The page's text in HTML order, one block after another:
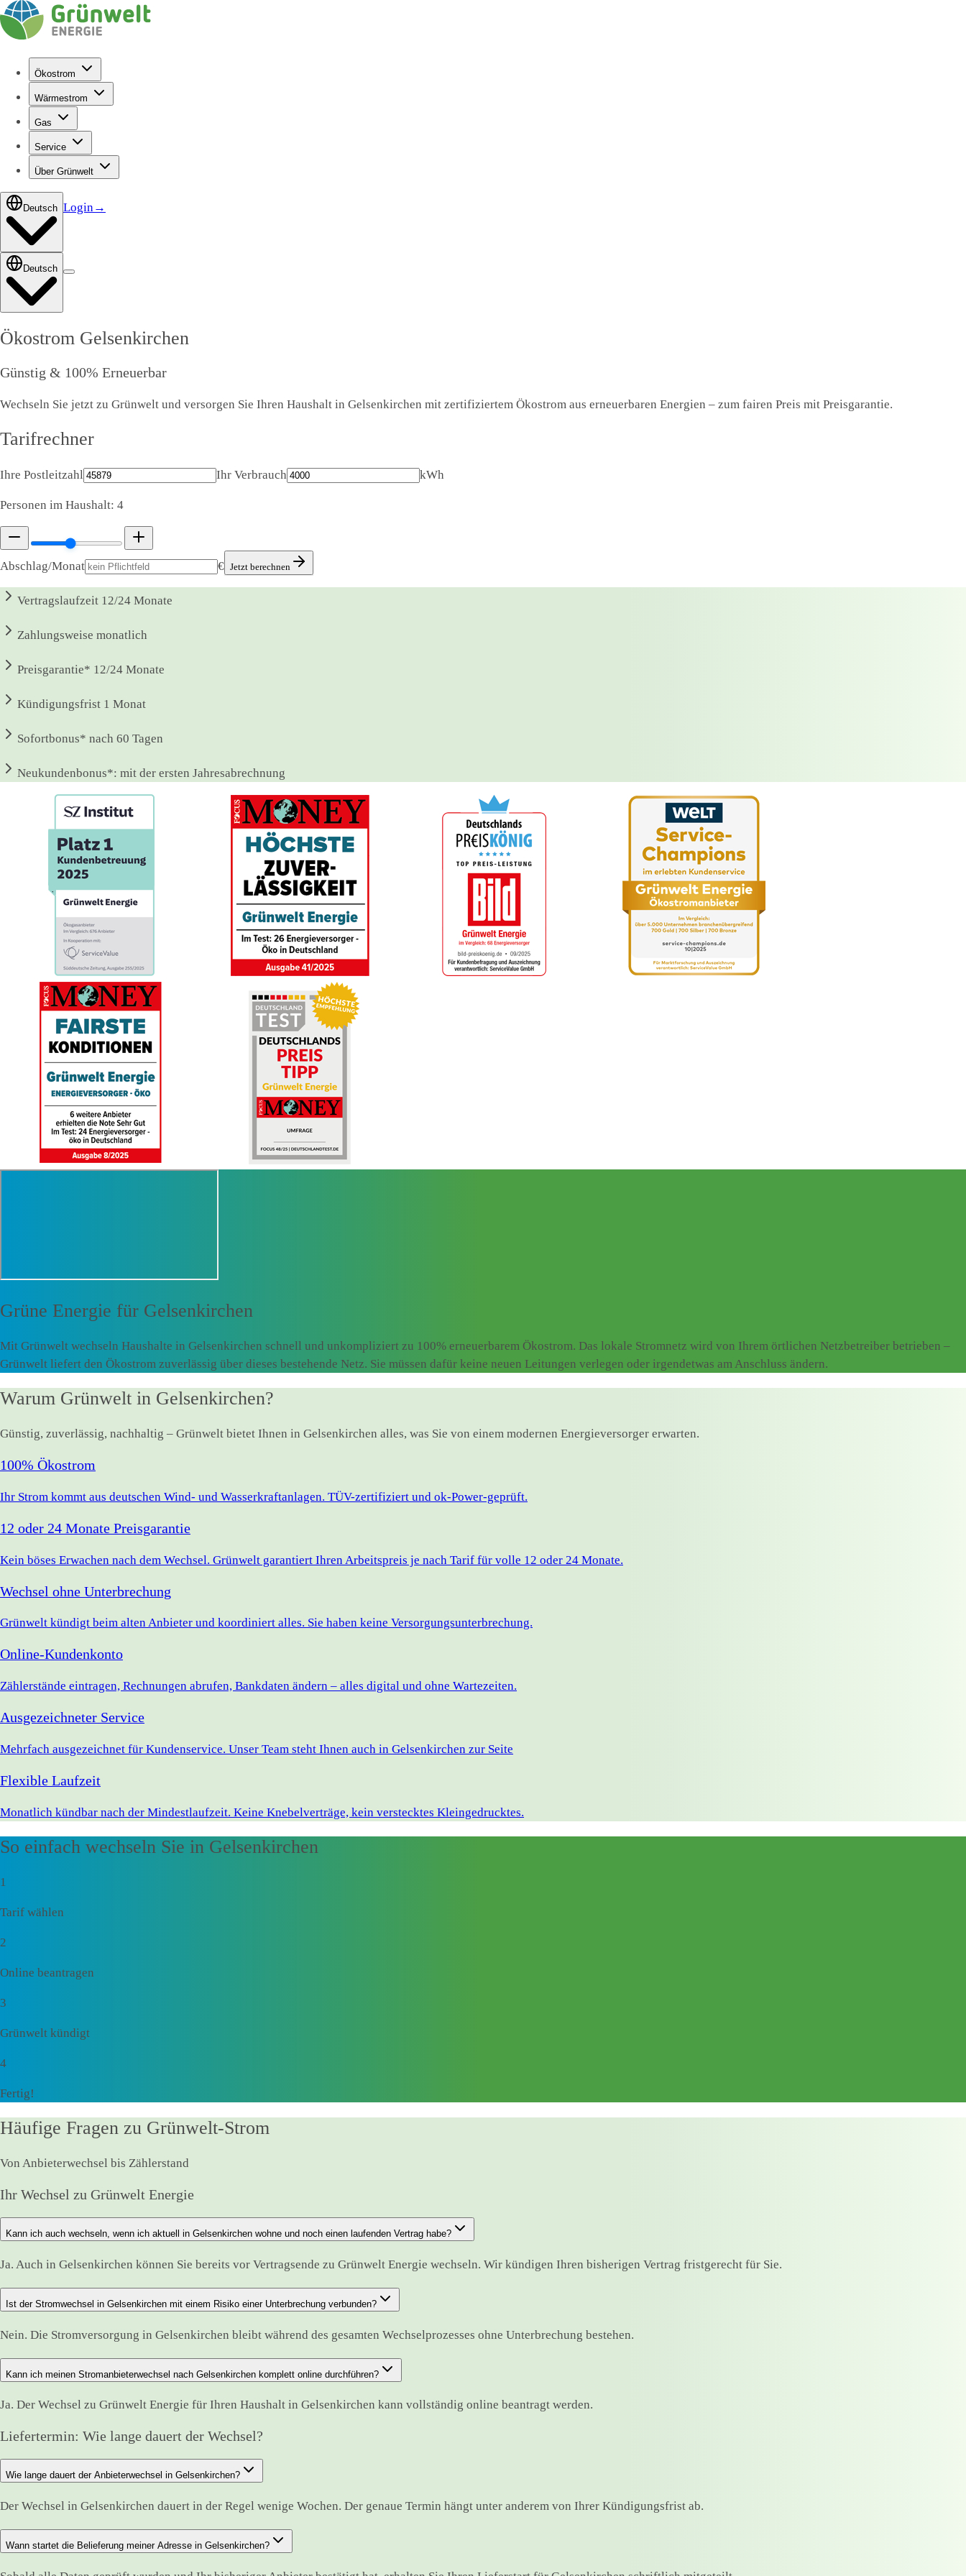
Ökostrom
Wärmestrom
Gas
Service
Über Grünwelt
Deutsch Login→
Deutsch
Ökostrom Gelsenkirchen
Günstig & 100% Erneuerbar
Wechseln Sie jetzt zu Grünwelt und versorgen Sie Ihren Haushalt in Gelsenkirchen mit zertifiziertem Ökostrom aus erneuerbaren Energien – zum fairen Preis mit Preisgarantie.
Tarifrechner
Ihre Postleitzahl Ihr Verbrauch kWh
Personen im Haushalt: 4
Abschlag/Monat € Jetzt berechnen
Vertragslaufzeit 12/24 Monate
Zahlungsweise monatlich
Preisgarantie* 12/24 Monate
Kündigungsfrist 1 Monat
Sofortbonus* nach 60 Tagen
Neukundenbonus*: mit der ersten Jahresabrechnung
Grüne Energie für Gelsenkirchen
Mit Grünwelt wechseln Haushalte in Gelsenkirchen schnell und unkompliziert zu 100% erneuerbarem Ökostrom. Das lokale Stromnetz wird von Ihrem örtlichen Netzbetreiber betrieben –
Grünwelt liefert den Ökostrom zuverlässig über dieses bestehende Netz. Sie müssen dafür keine neuen Leitungen verlegen oder irgendetwas am Anschluss ändern.
Warum Grünwelt in Gelsenkirchen?
Günstig, zuverlässig, nachhaltig – Grünwelt bietet Ihnen in Gelsenkirchen alles, was Sie von einem modernen Energieversorger erwarten.
100% Ökostrom
Ihr Strom kommt aus deutschen Wind- und Wasserkraftanlagen. TÜV-zertifiziert und ok-Power-geprüft.
12 oder 24 Monate Preisgarantie
Kein böses Erwachen nach dem Wechsel. Grünwelt garantiert Ihren Arbeitspreis je nach Tarif für volle 12 oder 24 Monate.
Wechsel ohne Unterbrechung
Grünwelt kündigt beim alten Anbieter und koordiniert alles. Sie haben keine Versorgungsunterbrechung.
Online-Kundenkonto
Zählerstände eintragen, Rechnungen abrufen, Bankdaten ändern – alles digital und ohne Wartezeiten.
Ausgezeichneter Service
Mehrfach ausgezeichnet für Kundenservice. Unser Team steht Ihnen auch in Gelsenkirchen zur Seite
Flexible Laufzeit
Monatlich kündbar nach der Mindestlaufzeit. Keine Knebelverträge, kein verstecktes Kleingedrucktes.
So einfach wechseln Sie in Gelsenkirchen
1
Tarif wählen
2
Online beantragen
3
Grünwelt kündigt
4
Fertig!
Häufige Fragen zu Grünwelt-Strom
Von Anbieterwechsel bis Zählerstand
Ihr Wechsel zu Grünwelt Energie
Kann ich auch wechseln, wenn ich aktuell in Gelsenkirchen wohne und noch einen laufenden Vertrag habe?
Ja. Auch in Gelsenkirchen können Sie bereits vor Vertragsende zu Grünwelt Energie wechseln. Wir kündigen Ihren bisherigen Vertrag fristgerecht für Sie.
Ist der Stromwechsel in Gelsenkirchen mit einem Risiko einer Unterbrechung verbunden?
Nein. Die Stromversorgung in Gelsenkirchen bleibt während des gesamten Wechselprozesses ohne Unterbrechung bestehen.
Kann ich meinen Stromanbieterwechsel nach Gelsenkirchen komplett online durchführen?
Ja. Der Wechsel zu Grünwelt Energie für Ihren Haushalt in Gelsenkirchen kann vollständig online beantragt werden.
Liefertermin: Wie lange dauert der Wechsel?
Wie lange dauert der Anbieterwechsel in Gelsenkirchen?
Der Wechsel in Gelsenkirchen dauert in der Regel wenige Wochen. Der genaue Termin hängt unter anderem von Ihrer Kündigungsfrist ab.
Wann startet die Belieferung meiner Adresse in Gelsenkirchen?